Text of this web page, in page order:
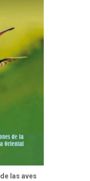
las aves